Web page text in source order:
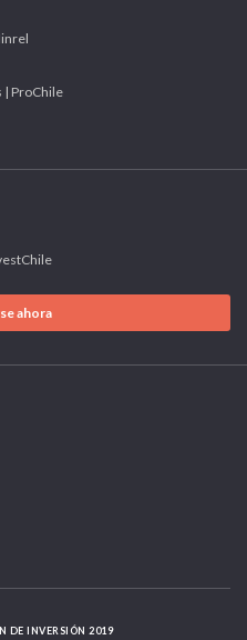
| ProChile
ahora
DE INVERSIÓN 2019